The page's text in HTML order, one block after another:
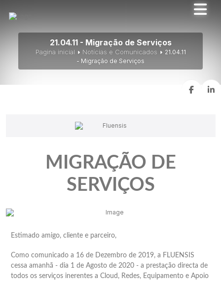
21.04.11 - Migração de Serviços
Pagina inicial Notícias e Comunicados
21.04.11
- Migração de Serviços
MIGRAÇÃO DE
SERVIÇOS
Estimado amigo, cliente e parceiro,
Como comunicado a 16 de Dezembro de 2019, a FLUENSIS
cessa amanhã - dia 1 de Agosto de 2020 - a prestação directa de
todos os serviços inerentes a Cloud, Redes, Equipamentoe Apoio